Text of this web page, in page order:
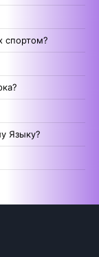
спортом?
Языку?